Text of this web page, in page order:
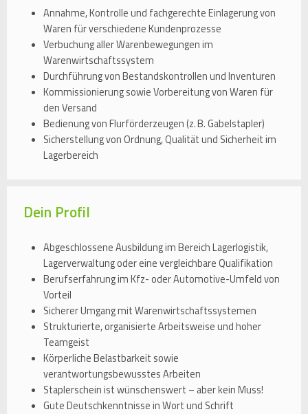
Annahme, Kontrolle und fachgerechte Einlagerung von
Waren für verschiedene Kundenprozesse
Verbuchung aller Warenbewegungen im
Warenwirtschaftssystem
Durchführung von Bestandskontrollen und Inventuren
Kommissionierung sowie Vorbereitung von Waren für
den Versand
Bedienung von Flurförderzeugen (z. B. Gabelstapler)
Sicherstellung von Ordnung, Qualität und Sicherheit im
Lagerbereich
Dein Profil
Abgeschlossene Ausbildung im Bereich Lagerlogistik,
Lagerverwaltung oder eine vergleichbare Qualifikation
Berufserfahrung im Kfz- oder Automotive-Umfeld von
Vorteil
Sicherer Umgang mit Warenwirtschaftssystemen
Strukturierte, organisierte Arbeitsweise und hoher
Teamgeist
Körperliche Belastbarkeit sowie
verantwortungsbewusstes Arbeiten
Staplerschein ist wünschenswert – aber kein Muss!
Gute Deutschkenntnisse in Wort und Schrift